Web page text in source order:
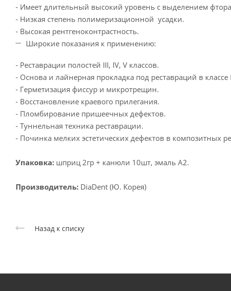
- Имеет длительный высокий уровень с выделением
- Низкая степень полимеризационной усадки.
- Высокая рентгеноконтрастность.
Широкие показания к применению:
- Реставрации полостей III, IV, V классов.
- Основа и лайнерная прокладка под реставраций в классе
- Герметизация фиссур и микротрещин.
- Восстановление краевого прилегания.
- Пломбирование пришеечных дефектов.
- Туннельная техника реставрации.
- Починка мелких эстетических дефектов в композитных
Упаковка: шприц 2гр + канюли 10шт, эмаль A2.
Производитель: DiaDent (Ю. Корея)
Назад к списку